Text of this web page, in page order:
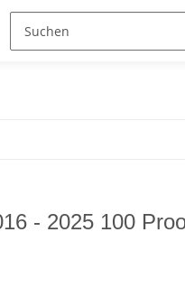
- 2025 100